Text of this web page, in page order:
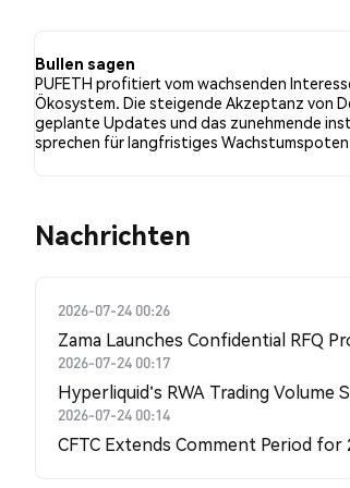
Bullen sagen
PUFETH profitiert vom wachsenden
Ökosystem. Die steigende Akzeptanz von
geplante Updates und das zunehmende
sprechen für langfristiges
Nachrichten
2026-07-24 00:26
Zama Launches Confidential RFQ
2026-07-24 00:17
Hyperliquid's RWA Trading Volume
2026-07-24 00:14
CFTC Extends Comment Period